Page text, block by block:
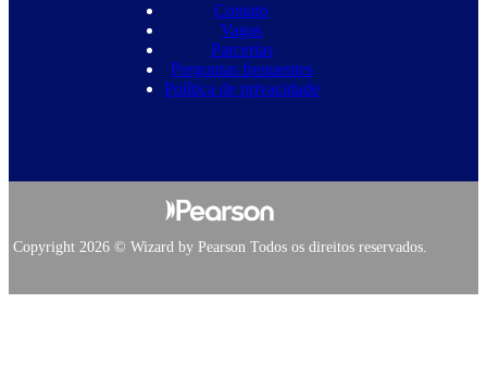
Contato
Vagas
Parcerias
Perguntas frequentes
Política de privacidade
Copyright 2026 © Wizard by Pearson Todos os direitos reservados.